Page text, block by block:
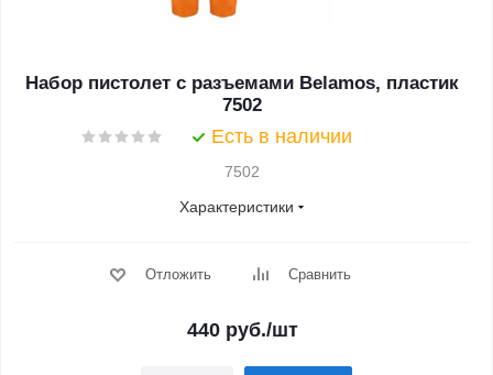
Набор пистолет с разъемами Belamos, пластик
7502
Есть в наличии
7502
Характеристики
Отложить Сравнить
440 руб./шт